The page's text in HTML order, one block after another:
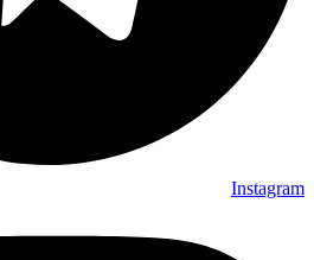
Instagram